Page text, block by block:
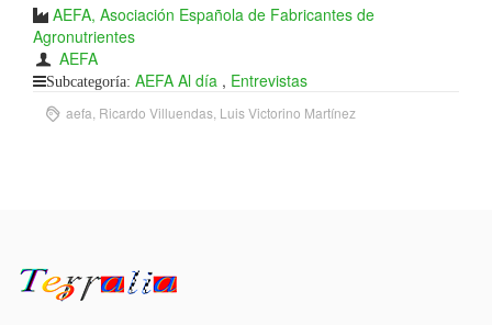
AEFA, Asociación Española de Fabricantes de
Agronutrientes
AEFA
Subcategoría: AEFA Al día , Entrevistas
aefa, Ricardo Villuendas, Luis Victorino Martínez